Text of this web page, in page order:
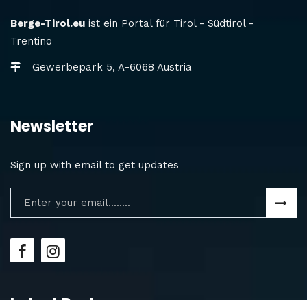
Berge-Tirol.eu ist ein Portal für Tirol - Südtirol -
Trentino
Gewerbepark 5, A-6068 Austria
Newsletter
Sign up with email to get updates